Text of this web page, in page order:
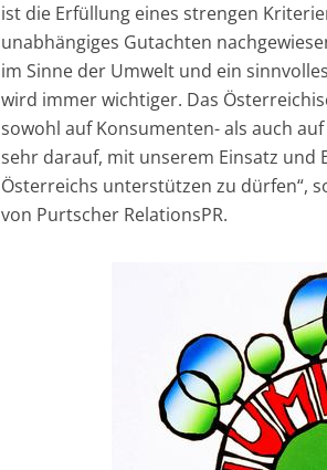
ist die Erfüllung eines strengen
unabhängiges Gutachten
im Sinne der Umwelt und ein
wird immer wichtiger. Das
sowohl auf Konsumenten- als auch
sehr darauf, mit unserem Einsatz und
Österreichs unterstützen zu dürfen“,
von Purtscher RelationsPR.